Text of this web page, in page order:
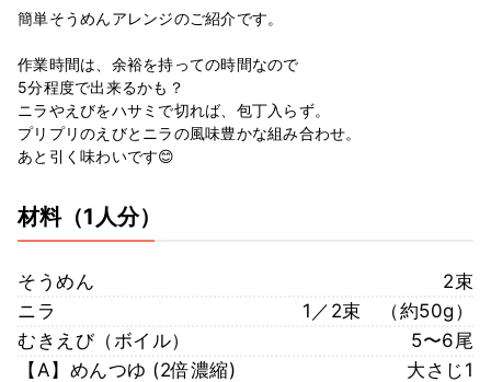
簡単そうめんアレンジのご紹介です。
作業時間は、余裕を持っての時間なので
5分程度で出来るかも？
ニラやえびをハサミで切れば、包丁入らず。
プリプリのえびとニラの風味豊かな組み合わせ。
あと引く味わいです😊
材料（1人分）
そうめん
2束
ニラ
1／2束 （約50g）
むきえび（ボイル）
5〜6尾
【A】めんつゆ (2倍濃縮)
大さじ1